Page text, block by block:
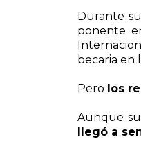
Durante
ponente
becaria en
Pero los
Aunque
llegó a